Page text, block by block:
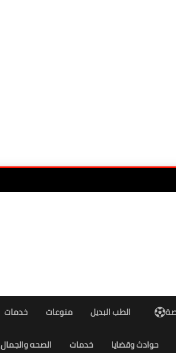
الطب البديل منوعات خدمات
حوادث وقضايا خدمات الصحه والجمال